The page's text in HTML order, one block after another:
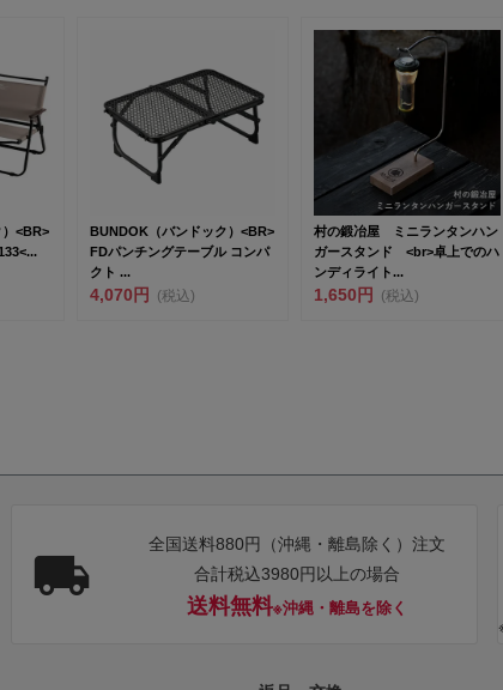
<BR>
BUNDOK（バンドック）<BR>
FDパンチングテーブル コンパ
クト ...
4,070円 (税込)
村の鍛冶屋 ミニランタンハン
ガースタンド <br>卓上でのハ
ンディライト...
1,650円 (税込)
全国送料880円（沖縄・離島除く）注文
合計税込3980円以上の場合
送料無料※沖縄・離島を除く